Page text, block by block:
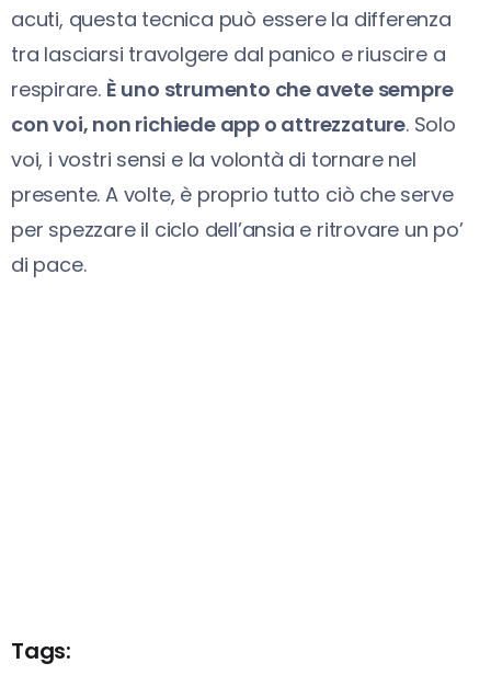
acuti, questa tecnica può essere la differenza
tra lasciarsi travolgere dal panico e riuscire a
respirare. È uno strumento che avete sempre
con voi, non richiede app o attrezzature. Solo
voi, i vostri sensi e la volontà di tornare nel
presente. A volte, è proprio tutto ciò che serve
per spezzare il ciclo dell’ansia e ritrovare un po’
di pace.
Tags: